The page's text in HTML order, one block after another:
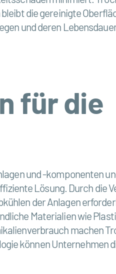
die gereinigte
und deren
für die
und -komponenten
Lösung. Durch die
der Anlagen
Materialien wie
machen
können Unternehmen